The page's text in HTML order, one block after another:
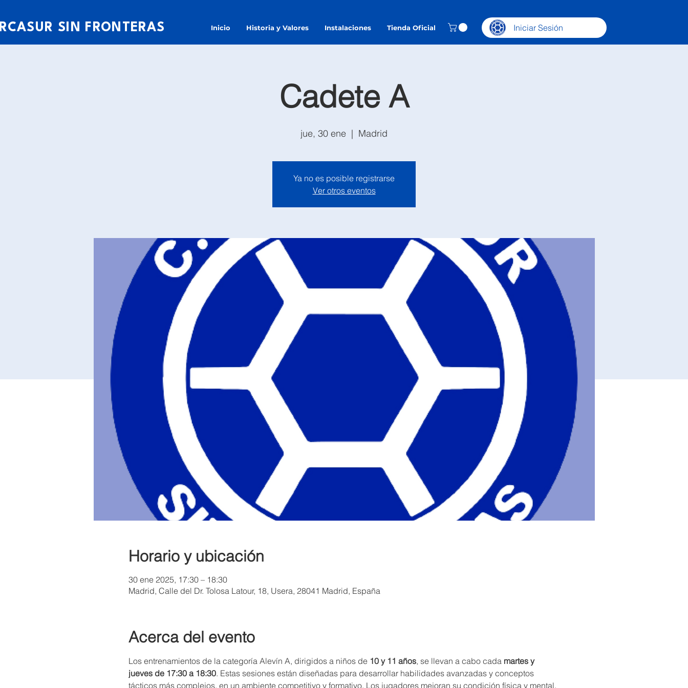
SIN FRONTERAS Inicio Historia y Valores Instalaciones Tienda Oficial Iniciar Sesión
Cadete A
jue, 30 ene
  |
Madrid
Ya no es posible registrarse
Ver otros eventos
Horario y ubicación
30 ene 2025, 17:30 – 18:30
Madrid, Calle del Dr. Tolosa Latour, 18, Usera, 28041 Madrid, España
Acerca del evento
Los entrenamientos de la categoría Alevín A, dirigidos a niños de 10 y 11 años, se llevan a cabo cada martes y
jueves de 17:30 a 18:30. Estas sesiones están diseñadas para desarrollar habilidades avanzadas y conceptos
tácticos más complejos, en un ambiente competitivo y formativo. Los jugadores mejoran su condición física y mental,